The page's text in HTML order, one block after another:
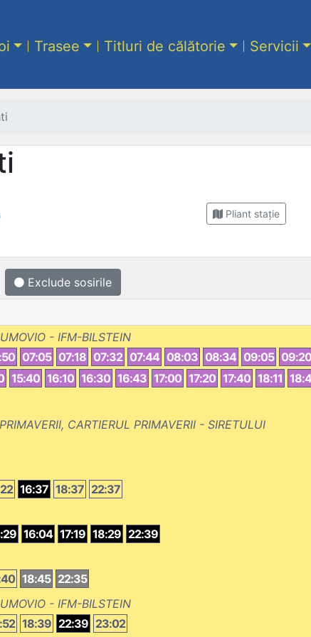
Trasee Titluri de călătorie Servicii
Pliant stație
Exclude sosirile
- IFM-BILSTEIN
07:05 07:18 07:32 07:44 08:03 08:34 09:05 09:20
15:40 16:10 16:30 16:43 17:00 17:20 17:40 18:11
CARTIERUL PRIMAVERII - SIRETULUI
16:37 18:37 22:37
16:04 17:19 18:29 22:39
18:45 22:35
- IFM-BILSTEIN
18:39 22:39 23:02